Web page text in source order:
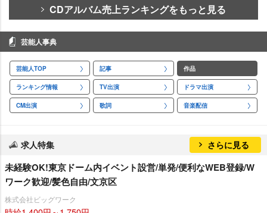
CDアルバム売上ランキングをもっと見る
芸能人事典
芸能人TOP 記事 作品
ランキング情報 TV出演 ドラマ出演
CM出演 歌詞 音楽配信
求人特集 さらに見る
未経験OK!東京ドーム内イベント設営/単発/便利なWEB登録/W
ワーク歓迎/髪色自由/文京区
株式会社ビッグワーク